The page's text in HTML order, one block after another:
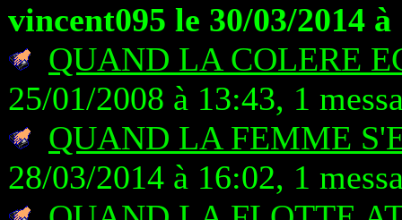
vincent095 le 30/03/2014 à
QUAND LA COLERE
25/01/2008 à 13:43, 1
QUAND LA FEMME
28/03/2014 à 16:02, 1